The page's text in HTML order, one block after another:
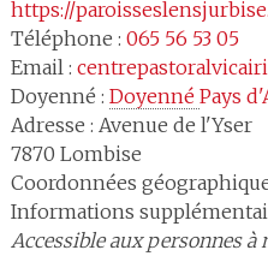
https://
Téléphone : 065 56 53 05
Email :
Doyenné : Doyenné Pays
Adresse : Avenue de l'Yser
7870 Lombise
Coordonnées géographique
Informations
Accessible aux personnes